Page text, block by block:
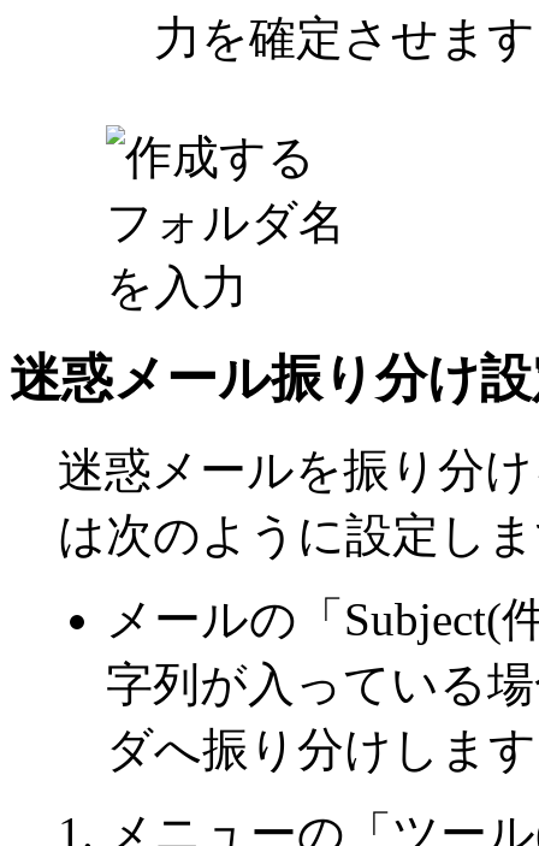
力を確定させま
迷惑メール振り分け
迷惑メールを振り分
は次のように設定し
メールの「Subject(
字列が入っている
ダへ振り分けしま
メニューの「ツー